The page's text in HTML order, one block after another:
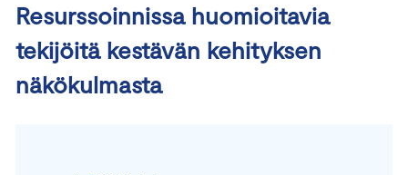
Resurssoinnissa huomioitavia
tekijöitä kestävän kehityksen
näkökulmasta